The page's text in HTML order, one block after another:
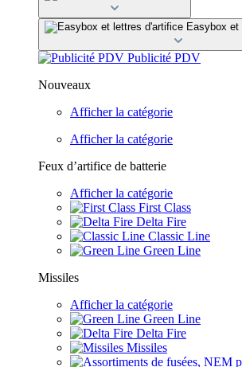
Easybox
Publicité PDV
Nouveaux
Afficher la catégorie
Afficher la catégorie
Feux d’artifice de batterie
Afficher la catégorie
First Class
Delta Fire
Classic Line
Green Line
Missiles
Afficher la catégorie
Green Line
Delta Fire
Missiles